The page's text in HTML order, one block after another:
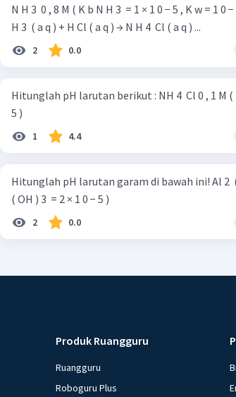
N H 3 ​ 0 , 8 M ( K b N H 3 ​ = 1 × 1 0 − 5 , K w = 1 0
H 3 ​ ( a q ) + H Cl ( a q ) → N H 4 ​ Cl ( a q ) ...
2 0.0
Hitunglah pH larutan berikut : NH 4 ​ Cl 0 , 1 M ( K b ​ NH 4 ​ OH = 1 x 1 0 −
5 )
1 4.4
Hitunglah pH larutan garam di bawah ini! Al 2 ​ ( SO 4 ​ ) 3 ​ 0 , 5 M ( K b ​ Al
( OH ) 3 ​ = 2 × 1 0 − 5 )
2 0.0
Produk Ruangguru
Ruangguru
Roboguru Plus